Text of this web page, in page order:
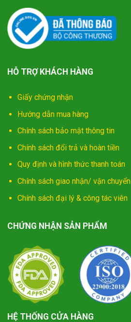
HỖ TRỢ KHÁCH HÀNG
Giấy chứng nhận
Hướng dẫn mua hàng
Chính sách bảo mật thông tin
Chính sách đổi trả và hoàn tiền
Quy định và hình thức thanh toán
Chính sách giao nhận/ vận chuyển
Chính sách đại lý & công tác viên
CHỨNG NHẬN SẢN PHẨM
HỆ THỐNG CỬA HÀNG